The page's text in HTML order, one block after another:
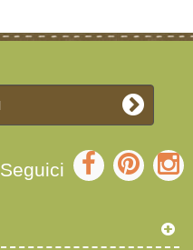
Seguici